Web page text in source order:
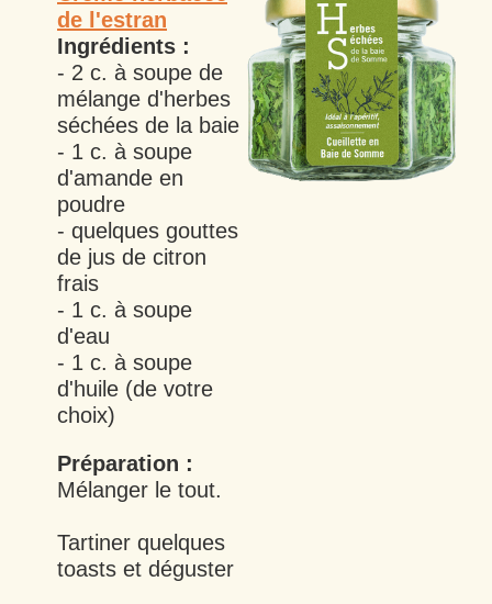
de l'estran
Ingrédients :
- 2 c. à soupe de
mélange d'herbes
séchées de la baie
- 1 c. à soupe
d'amande en
poudre
- quelques gouttes
de jus de citron
frais
- 1 c. à soupe
d'eau
- 1 c. à soupe
d'huile (de votre
choix)
Préparation :
Mélanger le tout.
Tartiner quelques
toasts et déguster